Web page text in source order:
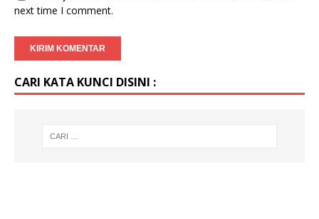
next time I comment.
CARI KATA KUNCI DISINI :